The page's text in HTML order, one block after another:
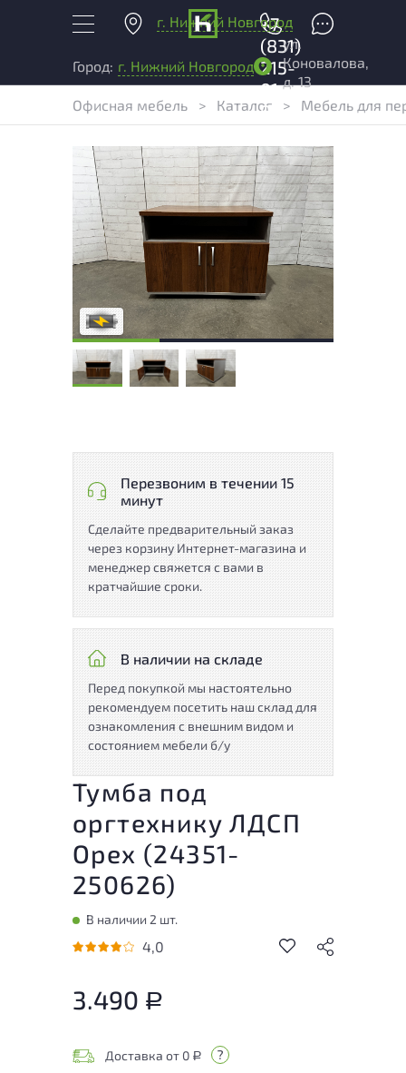
г. Нижний Новгород
+7
(831)
215-
01-
04
Город: г. Нижний Новгород
ул.
Коновалова,
д. 13
Офисная мебель
> Каталог > Мебель для
Степень износа находится на стадии
проверки. Вы можете уточнить
дополнительную информацию у
сотрудников магазина
В обработке
Перезвоним в течении 15
минут
Сделайте предварительный заказ
через корзину Интернет-магазина и
менеджер свяжется с вами в
кратчайшие сроки.
В наличии на складе
Перед покупкой мы настоятельно
рекомендуем посетить наш склад для
ознакомления с внешним видом и
состоянием мебели б/у
Тумба под
оргтехнику ЛДСП
Орех (24351-
250626)
В наличии 2 шт.
4,0
3.490 Р
Доставка от 0 Р